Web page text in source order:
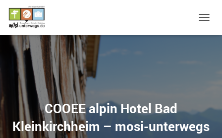
A
N
M
COOEE alpin Hotel Bad
Kleinkirchheim – mosi-unterwegs